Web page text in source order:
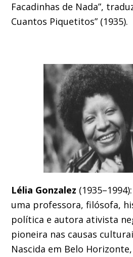
Facadinhas de Nada”,
Cuantos Piquetitos” (1935).
Lélia Gonzalez
uma professora, filósofa,
política e autora ativista
pioneira nas causas
Nascida em Belo